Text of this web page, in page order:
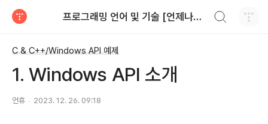
프로그래밍 언어 및 기술 [언제나휴일]
C & C++/Windows API 예제
1. Windows API 소개
언휴 2023. 12. 26. 09:18